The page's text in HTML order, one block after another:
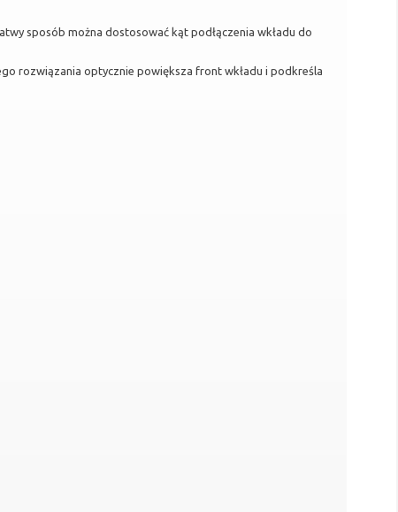
sposób można dostosować kąt podłączenia wkładu do
rozwiązania optycznie powiększa front wkładu i podkreśla